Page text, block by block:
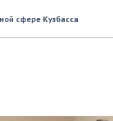
сфере Кузбасса